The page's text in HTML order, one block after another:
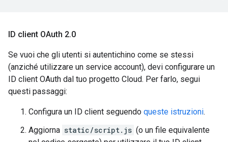
ID client OAuth 2.0
Se vuoi che gli utenti si autentichino come se stessi
(anziché utilizzare un service account), devi configurare un
ID client OAuth dal tuo progetto Cloud. Per farlo, segui
questi passaggi:
Configura un ID client seguendo queste istruzioni.
Aggiorna static/script.js (o un file equivalente